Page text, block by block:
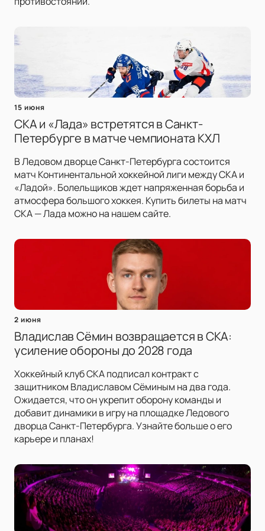
15 июня
СКА и «Лада» встретятся в Санкт-
Петербурге в матче чемпионата КХЛ
В Ледовом дворце Санкт-Петербурга состоится
матч Континентальной хоккейной лиги между СКА и
«Ладой». Болельщиков ждет напряженная борьба и
атмосфера большого хоккея. Купить билеты на матч
СКА — Лада можно на нашем сайте.
2 июня
Владислав Сёмин возвращается в СКА:
усиление обороны до 2028 года
Хоккейный клуб СКА подписал контракт с
защитником Владиславом Сёминым на два года.
Ожидается, что он укрепит оборону команды и
добавит динамики в игру на площадке Ледового
дворца Санкт-Петербурга. Узнайте больше о его
карьере и планах!